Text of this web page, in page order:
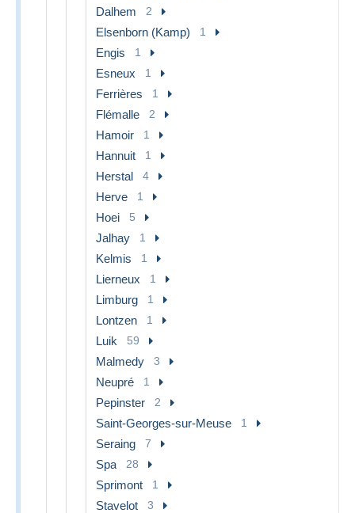
Dalhem 2
Elsenborn (Kamp) 1
Engis 1
Esneux 1
Ferrières 1
Flémalle 2
Hamoir 1
Hannuit 1
Herstal 4
Herve 1
Hoei 5
Jalhay 1
Kelmis 1
Lierneux 1
Limburg 1
Lontzen 1
Luik 59
Malmedy 3
Neupré 1
Pepinster 2
Saint-Georges-sur-Meuse 1
Seraing 7
Spa 28
Sprimont 1
Stavelot 3